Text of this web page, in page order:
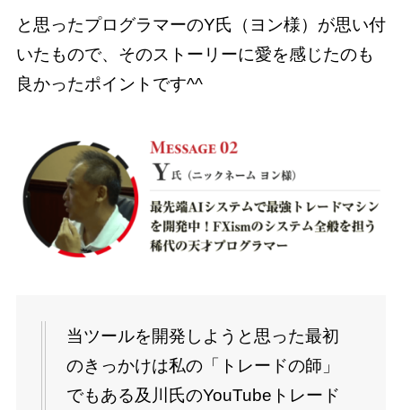
と思ったプログラマーのY氏（ヨン様）が思い付
いたもので、そのストーリーに愛を感じたのも
良かったポイントです^^
当ツールを開発しようと思った最初
のきっかけは私の「トレードの師」
でもある及川氏のYouTubeトレード